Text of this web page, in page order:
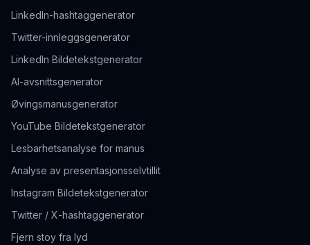
LinkedIn-hashtaggenerator
Twitter-innleggsgenerator
LinkedIn Bildetekstgenerator
AI-avsnittsgenerator
Øvingsmanusgenerator
YouTube Bildetekstgenerator
Lesbarhetsanalyse for manus
Analyse av presentasjonsselvtillit
Instagram Bildetekstgenerator
Twitter / X-hashtaggenerator
Fjern stoy fra lyd